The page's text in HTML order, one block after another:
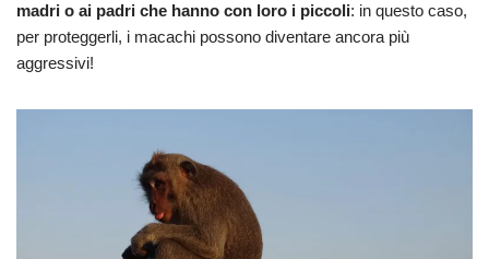
madri o ai padri che hanno con loro i piccoli: in questo caso,
per proteggerli, i macachi possono diventare ancora più
aggressivi!